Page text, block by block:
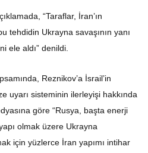
“Taraflar, İran’ın
tehdidin Ukrayna savaşının yanı
ele aldı” denildi.
Reznikov’a İsrail’in
uyarı sisteminin ilerleyişi hakkında
göre “Rusya, başta enerji
olmak üzere Ukrayna
için yüzlerce İran yapımı intihar